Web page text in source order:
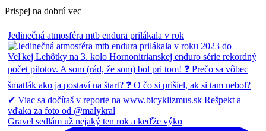
Prispej na dobrú vec
Jedinečná atmosféra mtb endura prilákala v rok
Gravel sedlám už nejaký ten rok a keďže výko